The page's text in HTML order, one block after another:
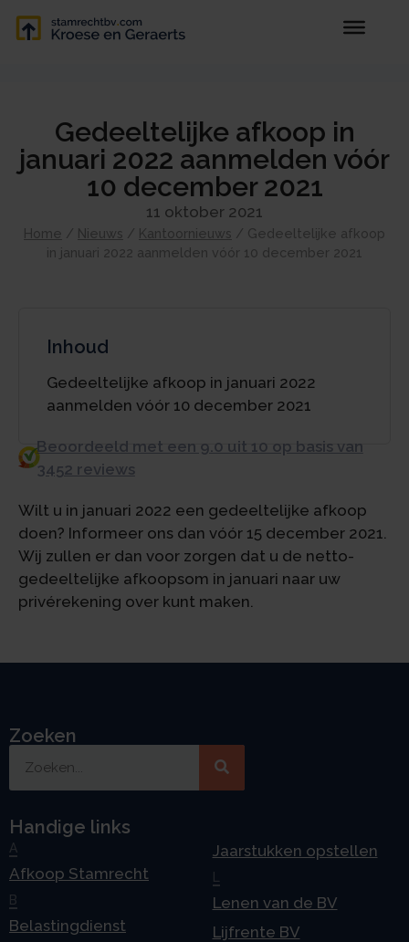
Gedeeltelijke afkoop in
januari 2022 aanmelden vóór
10 december 2021
11 oktober 2021
Home / Nieuws / Kantoornieuws / Gedeeltelijke afkoop
in januari 2022 aanmelden vóór 10 december 2021
Inhoud
Gedeeltelijke afkoop in januari 2022
aanmelden vóór 10 december 2021
Beoordeeld met een 9.0 uit 10 op basis van
3452 reviews
Wilt u in januari 2022 een gedeeltelijke afkoop
doen? Informeer ons dan vóór 15 december 2021.
Wij zullen er dan voor zorgen dat u de netto-
gedeeltelijke afkoopsom in januari naar uw
privérekening over kunt maken.
Zoeken
Handige links
A
Afkoop Stamrecht
B
Belastingdienst
Jaarstukken opstellen
Lenen van de BV
Lijfrente BV